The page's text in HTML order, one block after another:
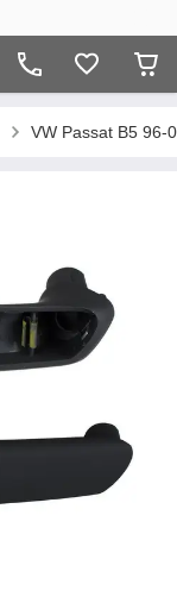
VW Passat B5 96-